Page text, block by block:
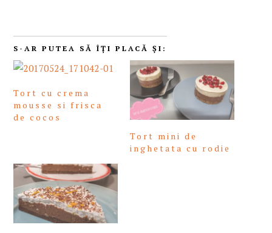
S-AR PUTEA SĂ ÎȚI PLACĂ ȘI:
Tort cu crema
mousse si frisca
de cocos
Tort mini de
inghetata cu rodie